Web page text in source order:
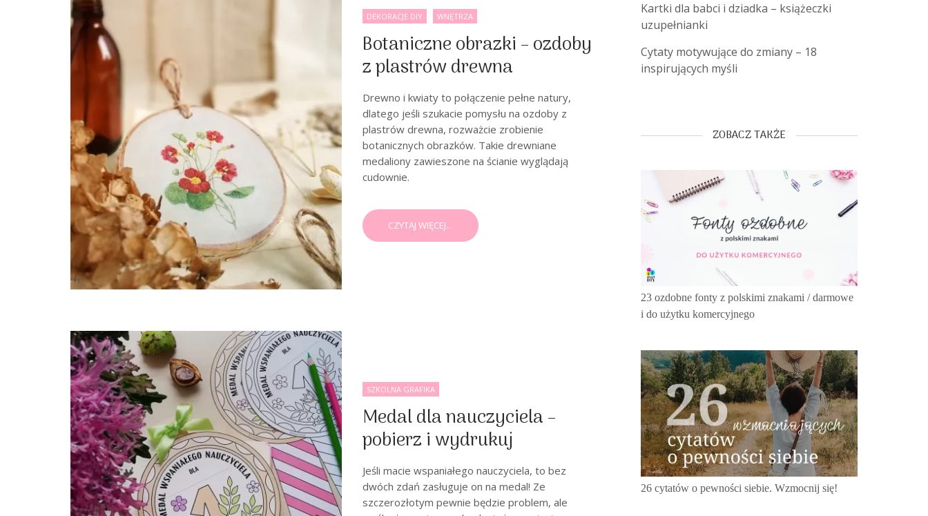
DEKORACJE DIY WNĘTRZA
Botaniczne obrazki – ozdoby
z plastrów drewna
Drewno i kwiaty to połączenie pełne natury,
dlatego jeśli szukacie pomysłu na ozdoby z
plastrów drewna, rozważcie zrobienie
botanicznych obrazków. Takie drewniane
medaliony zawieszone na ścianie wyglądają
cudownie.
CZYTAJ WIĘCEJ...
SZKOLNA GRAFIKA
Medal dla nauczyciela –
pobierz i wydrukuj
Jeśli macie wspaniałego nauczyciela, to bez
dwóch zdań zasługuje on na medal! Ze
szczerozłotym pewnie będzie problem, ale
Kartki dla babci i dziadka – książeczki
uzupełnianki
Cytaty motywujące do zmiany – 18
inspirujących myśli
ZOBACZ TAKŻE
23 ozdobne fonty z polskimi znakami / darmowe
i do użytku komercyjnego
26 cytatów o pewności siebie. Wzmocnij się!